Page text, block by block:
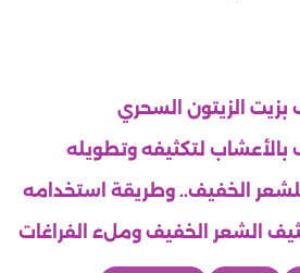
بزيت الزيتون السحري
بالأعشاب لتكثيفه وتطويله
الخفيف.. وطريقة استخدامه